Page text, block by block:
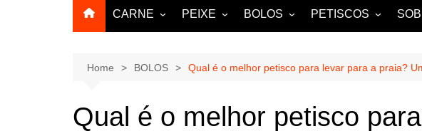
CARNE
FRANGO, PERÚ, PATO
PEIXE
POLVO, LULAS, CHOCO
BOLOS
BISCOITOS
PASTEIS, QUEQUES E
CUPCAKES
PETISCOS
SALADAS
Home BOLOS Qual é o melhor petisco para levar para a praia?
Qual é o melhor petisco